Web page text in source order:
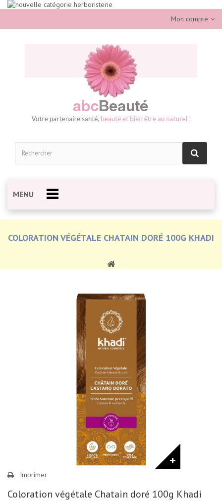
Mon compte
MENU
COLORATION VÉGÉTALE CHATAIN DORÉ 100G KHADI
Imprimer
Coloration végétale Chatain doré 100g Khadi